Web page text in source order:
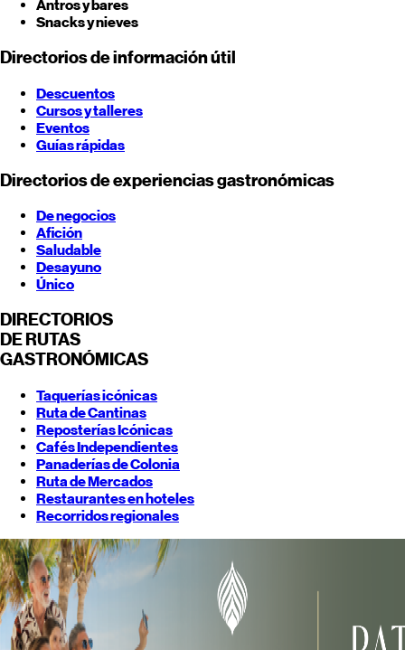
Antros y bares
Snacks y nieves
Directorios de información útil
Descuentos
Cursos y talleres
Eventos
Guías rápidas
Directorios de experiencias gastronómicas
De negocios
Afición
Saludable
Desayuno
Único
DIRECTORIOS
DE RUTAS
GASTRONÓMICAS
Taquerías icónicas
Ruta de Cantinas
Reposterías Icónicas
Cafés Independientes
Panaderías de Colonia
Ruta de Mercados
Restaurantes en hoteles
Recorridos regionales